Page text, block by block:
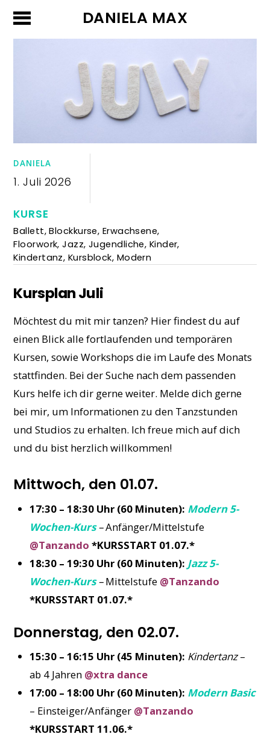
DANIELA MAX
DANIELA
1. Juli 2026
KURSE
Ballett,Blockkurse, Erwachsene,
Floorwork,Jazz, Jugendliche, Kinder,
Kindertanz, Kursblock, Modern
Kursplan Juli
Möchtest du mit mir tanzen? Hier findest du auf
einen Blick alle fortlaufenden und temporären
Kursen, sowie Workshops die im Laufe des Monats
stattfinden. Bei der Suche nach dem passenden
Kurs helfe ich dir gerne weiter. Melde dich gerne
bei mir, um Informationen zu den Tanzstunden
und Studios zu erhalten. Ich freue mich auf dich
und du bist herzlich willkommen!
Mittwoch, den 01.07.
17:30 – 18:30 Uhr (60 Minuten): Modern 5-
Wochen-Kurs –Anfänger/Mittelstufe
@Tanzando *KURSSTART 01.07.*
18:30 – 19:30 Uhr (60 Minuten): Jazz 5-
Wochen-Kurs–Mittelstufe @Tanzando
*KURSSTART 01.07.*
Donnerstag, den 02.07.
15:30 – 16:15 Uhr (45 Minuten): Kindertanz–
ab 4 Jahren @xtra dance
17:00 – 18:00 Uhr (60 Minuten): Modern Basic
– Einsteiger/Anfänger @Tanzando
*KURSSTART 11.06.*